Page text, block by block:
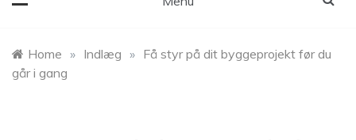
Home » Indlæg » Få styr på dit byggeprojekt før du
går i gang